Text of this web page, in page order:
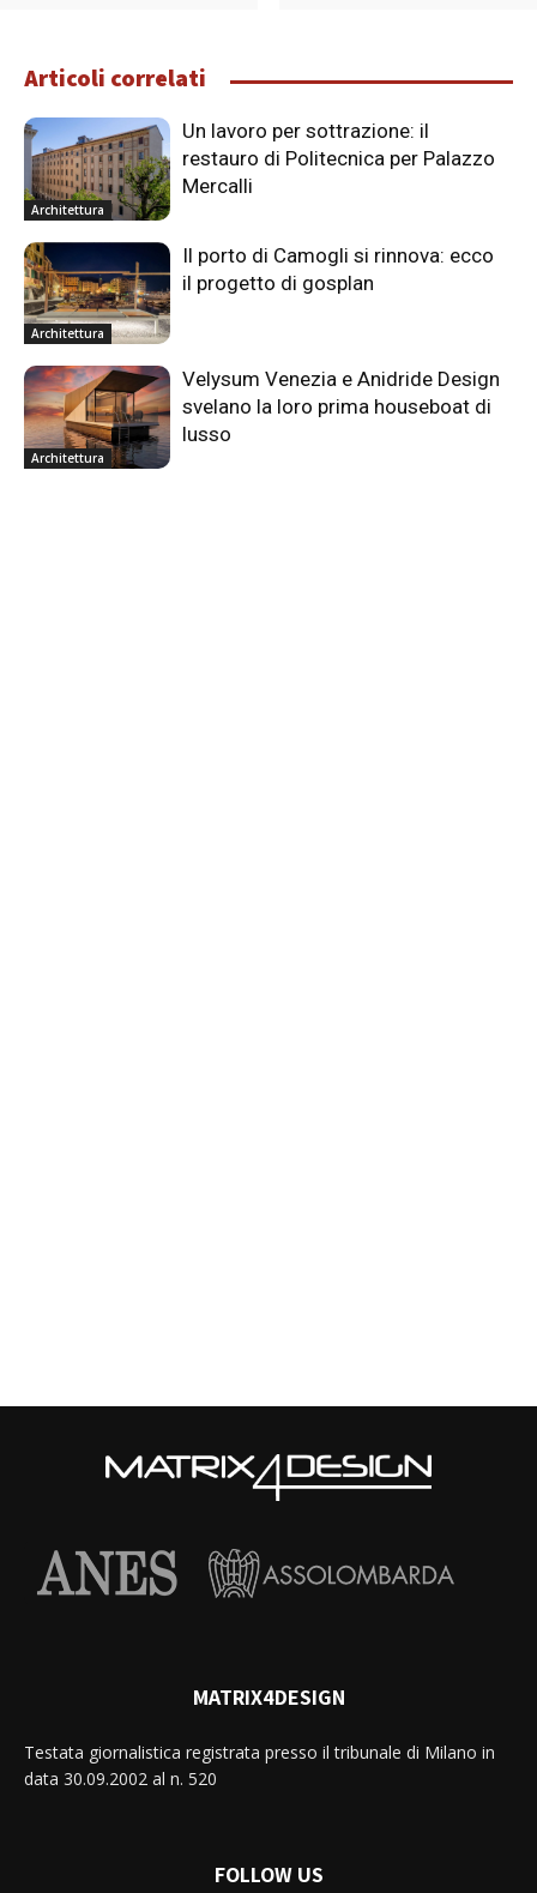
Articoli correlati
Architettura
Un lavoro per sottrazione: il
restauro di Politecnica per Palazzo
Mercalli
Architettura
Il porto di Camogli si rinnova: ecco
il progetto di gosplan
Architettura
Velysum Venezia e Anidride Design
svelano la loro prima houseboat di
lusso
MATRIX4DESIGN
Testata giornalistica registrata presso il tribunale di Milano in
data 30.09.2002 al n. 520
FOLLOW US